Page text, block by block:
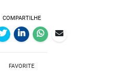
COMPARTILHE
FAVORITE